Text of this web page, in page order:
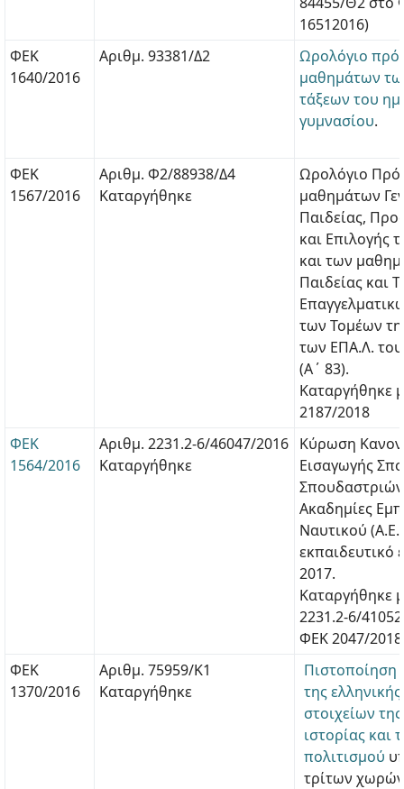
16512016)
ΦΕΚ
1640/2016
Αριθμ. 93381/Δ2
Ωρολόγιο
μαθημάτων
τάξεων του
γυμνασίου.
ΦΕΚ
1567/2016
Αριθμ. Φ2/88938/Δ4
Καταργήθηκε
Ωρολόγιο
μαθημάτων
Παιδείας,
και Επιλογής
και των
Παιδείας και
των Τομέων
των ΕΠΑ.Λ.
(Α΄ 83).
Καταργήθηκε
2187/2018
ΦΕΚ
1564/2016
Αριθμ. 2231.2-6/46047/2016
Καταργήθηκε
Κύρωση
Εισαγωγής
Σπουδαστριών
Ακαδημίες
Ναυτικού
εκπαιδευτικό
2017.
Καταργήθηκε
2231.2-6/
ΦΕΚ 2047/2018
ΦΕΚ
1370/2016
Αριθμ. 75959/Κ1
Καταργήθηκε
Πιστοποίηση
της
στοιχείων
ιστορίας και
πολιτισμού
τρίτων